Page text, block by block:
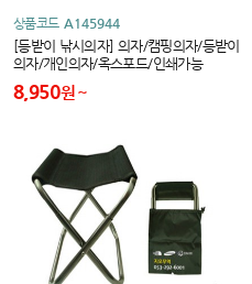
상품코드 A145944
[등받이 낚시의자] 의자/캠핑의자/등받이
의자/개인의자/옥스포드/인쇄가능
8,950원